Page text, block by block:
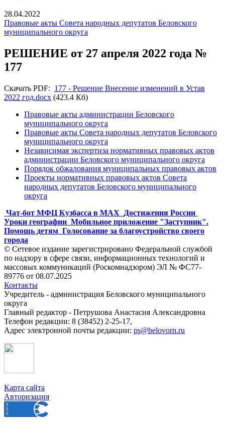
28.04.2022
Правовые акты Совета народных депутатов Беловского
муниципального округа
РЕШЕНИЕ от 27 апреля 2022 года №
177
Скачать PDF: 177 - Решение Внесение изменений в Устав
2022 год.docx (423.4 Кб)
Правовые акты администрации Беловского
муниципального округа
Правовые акты Совета народных депутатов Беловского
муниципального округа
Независимая экспертиза нормативных правовых актов
администрации Беловского муниципального округа
Порядок обжалования муниципальных правовых актов
Проекты нормативных правовых актов Совета
народных депутатов Беловского муниципального
округа
Чат-бот МФЦ Кузбасса в MAX
Достижения России
Уроки географии Мобильное приложение "Заступник".
Помощь детям Голосование за благоустройство своего
города
© Сетевое издание зарегистрировано Федеральной службой
по надзору в сфере связи, информационных технологий и
массовых коммуникаций (Роскомнадзором) ЭЛ № ФС77-
89776 от 08.07.2025
Контакты
Учредитель - администрация Беловского муниципального
округа
Главный редактор - Петрушова Анастасия Александровна
Телефон редакции: 8 (38452) 2-25-17,
Адрес электронной почты редакции: ps@belovorn.ru
Карта сайта
Авторизация